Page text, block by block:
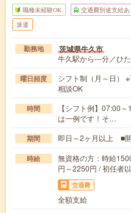
職種未経験OK 交通費別途支給あ
派遣
勤務地 茨城県牛久市
牛久駅から---分／ひ
曜日頻度
シフト制（月～日）
相談OK
時間
【シフト例】07:00
は一例です！そ…
期間 即日～2ヶ月以上 ■開
時給
無資格の方：時給
円～2250円 / 初任者
交通費
全額支給